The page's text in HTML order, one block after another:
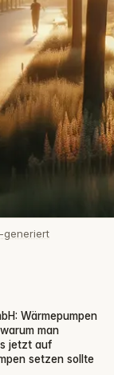
generiert
Wärmepumpen
man
jetzt auf
setzen sollte